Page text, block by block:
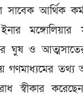
আর্থিক
মঙ্গোলিয়ার
ঘুষ ও
গণমাধ্যমের
স্বীকার